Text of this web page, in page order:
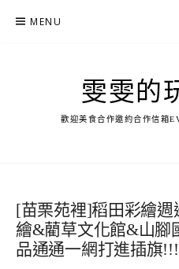
MENU
雯雯的
歡迎美食合作邀約合作信箱
[苗栗苑裡]稻田彩繪
繪&藺草文化館&山腳
品通通一網打進插旗